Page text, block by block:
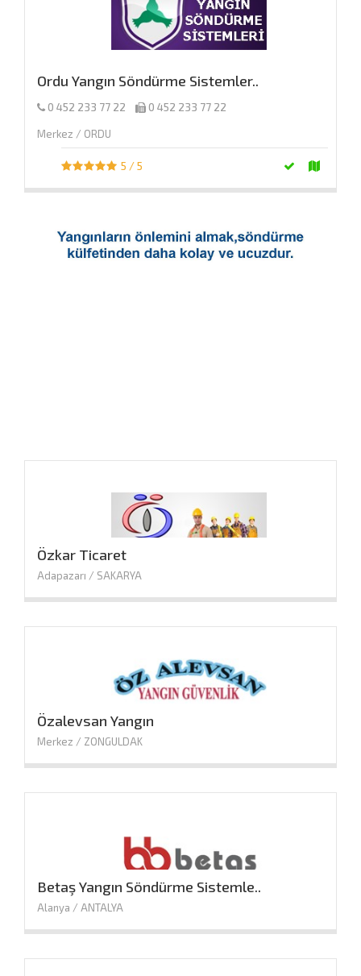
Ordu Yangın Söndürme Sistemler..
0 452 233 77 22 0 452 233 77 22
Merkez / ORDU
5 / 5
Özkar Ticaret
Adapazarı / SAKARYA
Özalevsan Yangın
Merkez / ZONGULDAK
Betaş Yangın Söndürme Sistemle..
Alanya / ANTALYA